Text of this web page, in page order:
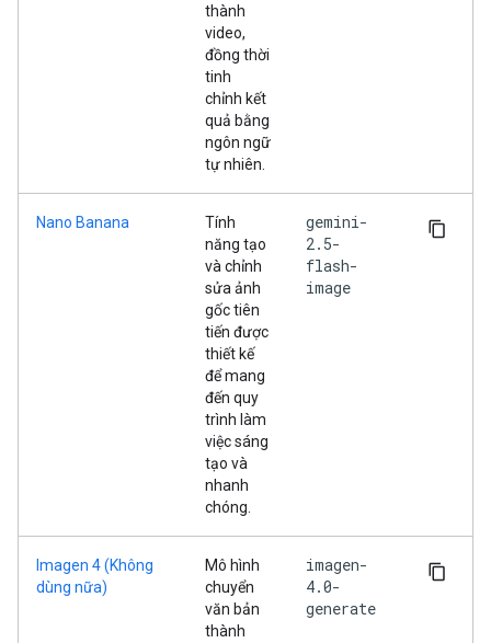
thành
video,
đồng thời
tinh
chỉnh kết
quả bằng
ngôn ngữ
tự nhiên.
Nano Banana
Tính
năng tạo
và chỉnh
sửa ảnh
gốc tiên
tiến được
thiết kế
để mang
đến quy
trình làm
việc sáng
tạo và
nhanh
chóng.
gemini-
2.5-
flash-
image
Imagen 4 (Không
dùng nữa)
Mô hình
chuyển
văn bản
thành
imagen-
4.0-
generate